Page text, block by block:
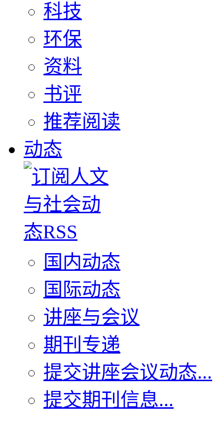
科技
环保
资料
书评
推荐阅读
动态
国内动态
国际动态
讲座与会议
期刊专递
提交讲座会议动态...
提交期刊信息...